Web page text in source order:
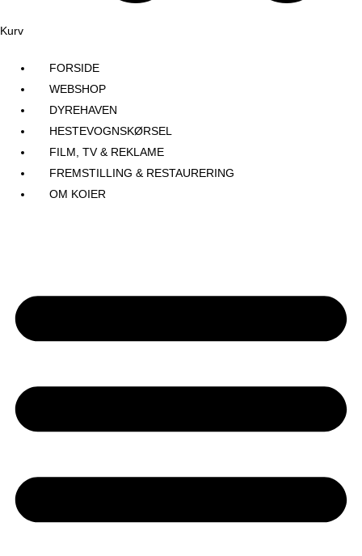
Kurv
FORSIDE
WEBSHOP
DYREHAVEN
HESTEVOGNSKØRSEL
FILM, TV & REKLAME
FREMSTILLING & RESTAURERING​
OM KOIER